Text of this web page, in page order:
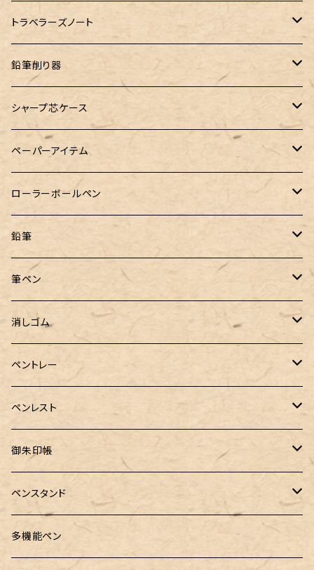
大西製作所
染色カクノ
TWSBI（ツイスビー）
Ystudio（ワイスタジオ）
Nahvalur(ナーヴァル)
TaG サブマリン万年筆 限定ペン先ゴールドプレート
CROSS（クロス）
Sheaffer（シェーファー）
MONTEVERDE（モンテベルデ）
MONTBLANC（モンブラン）
BENJA メノルカペン
Fisher（フィッシャー）
HUGO BOSS（ヒューゴボス）
Sheaffer（シェーファー）
マーベラスウッド
トライカラーボールペン
バディ【Mark II(マークツー)】
HUGO BOSS (ヒューゴ ボス)
PARKER(パーカー)
CROSS(クロス)
ANTOU（アントウ）
PenC mini
スタイルフィット ゲルインク
RETRO51
RHODIA(ロディア)
ロットリング
PILOT（パイロット）
アシュフォード
スリップオン
Kaweco（カヴェコ）
Ystudio（ワイスタジオ）
ガラス工房 SAYORI
GLASS STUDIO しなぷす
アトリグラス
エルバン
20mlインク
コラボレーションインク
インクガチャ
PLATINUM（プラチナ）
マーベラスシャープ
カランダッシュ
ロットリング
プラチナ
早川式繰出鉛筆
三菱鉛筆
クルトガ ウッド
ぺんてる
ラミー
ラダイト
PILOT（パイロット）
カスタム
RHODIA(ロディア)
KAYOU＋(カーユプラス)
IWI（アイダブリューアイ）
meister by POINT(マイスターバイポイント)
島田小割製材所
LOGステーショナリー
アシュフォード
フェリスホイールプレス
PLOTTER
トラベラーズノート
スターターキット
リフィル・カスタマイズパーツ
鉛筆削り器
コヒノール
シャープ芯ケース
Ystudio（ワイスタジオ）
ラダイト
Steef&Co.（スティーフ）
富士瘤クラフト
ペーパーアイテム
ヌルリフィル
irofulインクカード
神戸派計画
すずめや
ローラーボールペン
FONTE
ローラーボール 6色キャップ付
鉛筆
サンスター文具
筆ペン
Fonte
消しゴム
消しゴムケース
バハギア&クラフト
ツイスト消しゴム
MONS ORIS (モンズオーリス)
ペントレー
革製ペントレー
ペンレスト
ボルトレッティ
御朱印帳
富士ひのき御朱印帳【巓】
黄金富士ひのき御朱印帳
ペンスタンド
Ystudio（ワイスタジオ）
多機能ペン